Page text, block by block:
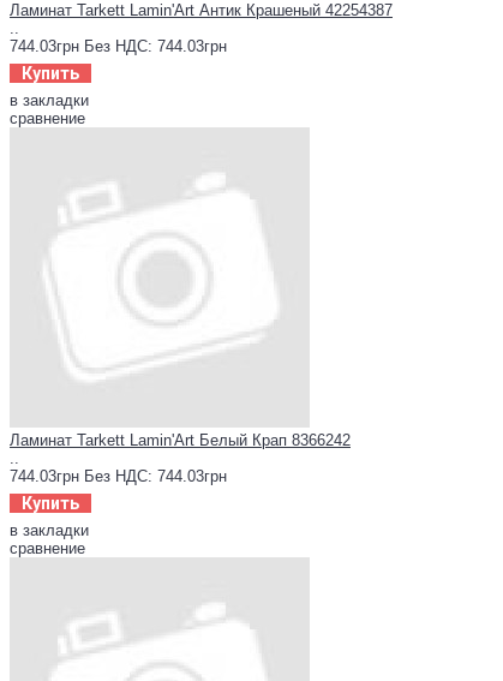
Ламинат Tarkett Lamin'Art Антик Крашеный 42254387
..
744.03грн Без НДС: 744.03грн
Купить
в закладки
сравнение
Ламинат Tarkett Lamin'Art Белый Крап 8366242
..
744.03грн Без НДС: 744.03грн
Купить
в закладки
сравнение